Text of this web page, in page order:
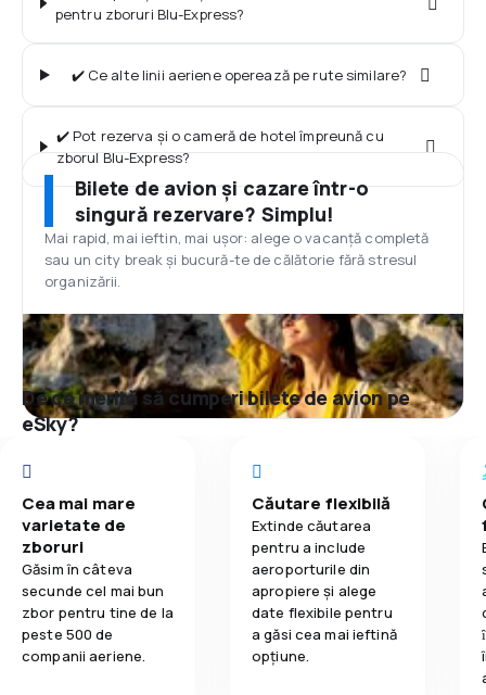
pentru zboruri Blu-Express?
✔️ Ce alte linii aeriene operează pe rute similare?
✔️ Pot rezerva și o cameră de hotel împreună cu
zborul Blu-Express?
Bilete de avion și cazare într-o
singură rezervare? Simplu!
Mai rapid, mai ieftin, mai ușor: alege o vacanță completă
sau un city break și bucură-te de călătorie fără stresul
organizării.
De ce merită să cumperi bilete de avion pe
eSky?
Cea mai mare
varietate de
zboruri
Găsim în câteva
secunde cel mai bun
zbor pentru tine de la
peste 500 de
companii aeriene.
Căutare flexibilă
Extinde căutarea
pentru a include
aeroporturile din
apropiere și alege
date flexibile pentru
a găsi cea mai ieftină
opțiune.